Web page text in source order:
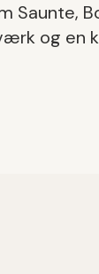
Saunte,
og en